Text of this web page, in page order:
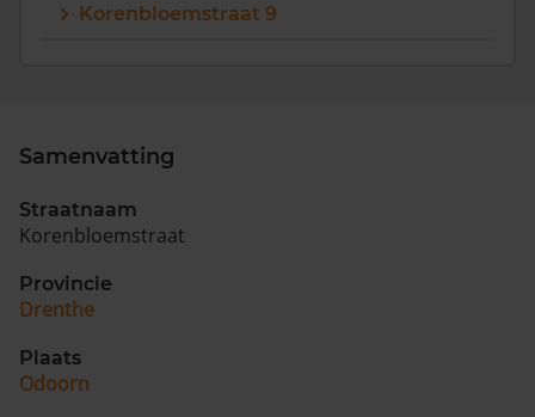
Korenbloemstraat 9
Samenvatting
Straatnaam
Korenbloemstraat
Provincie
Drenthe
Plaats
Odoorn